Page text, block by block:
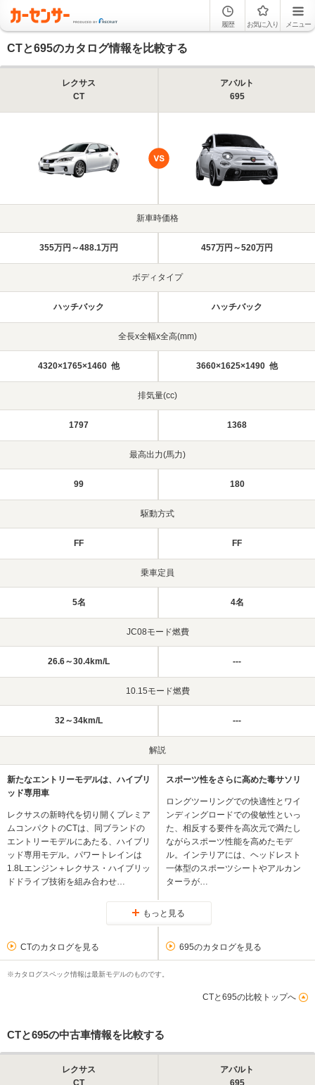
履歴 お気に入り メニュー
CTと695のカタログ情報を比較する
レクサス
CT
アバルト
695
新車時価格
355万円～488.1万円 457万円～520万円
ボディタイプ
ハッチバック ハッチバック
全長x全幅x全高(mm)
4320×1765×1460 他 3660×1625×1490 他
排気量(cc)
1797 1368
最高出力(馬力)
99 180
駆動方式
FF FF
乗車定員
5名 4名
JC08モード燃費
26.6～30.4km/L ---
10.15モード燃費
32～34km/L ---
解説
新たなエントリーモデルは、ハイブリ
ッド専用車
レクサスの新時代を切り開くプレミア
ムコンパクトのCTは、同ブランドの
エントリーモデルにあたる、ハイブリ
ッド専用モデル。パワートレインは
1.8Lエンジン＋レクサス・ハイブリッ
ドドライブ技術を組み合わせ…
スポーツ性をさらに高めた毒サソリ
ロングツーリングでの快適性とワイ
ンディングロードでの俊敏性といっ
た、相反する要件を高次元で満たし
ながらスポーツ性能を高めたモデ
ル。インテリアには、ヘッドレスト
一体型のスポーツシートやアルカン
ターラが…
もっと見る
CTのカタログを見る 695のカタログを見る
※カタログスペック情報は最新モデルのものです。
CTと695の比較トップへ
CTと695の中古車情報を比較する
レクサス
アバルト